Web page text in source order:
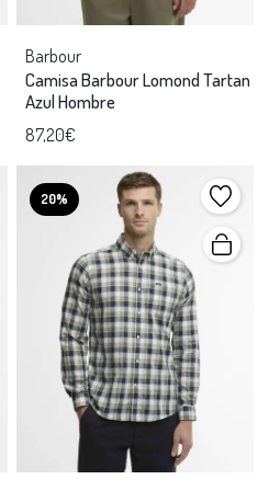
Barbour
Camisa Barbour Lomond Tartan
Azul Hombre
87,20€
20%